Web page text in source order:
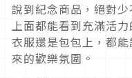
說到紀念商品，絕對
上面都能看到充滿活
衣服還是包包上，都
來的歡樂氛圍。